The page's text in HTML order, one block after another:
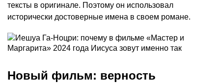
тексты в оригинале. Поэтому он использовал
исторически достоверные имена в своем романе.
Новый фильм: верность